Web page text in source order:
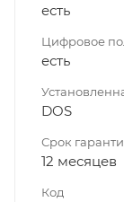
есть
Цифровое
есть
DOS
Срок
12 месяцев
Код